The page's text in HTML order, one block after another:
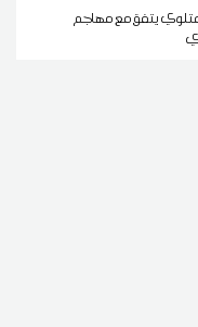
يتفق مع مهاجم